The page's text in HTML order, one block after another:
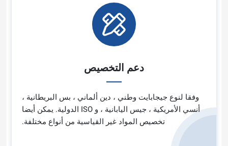
وطني ، دين ألماني ، بس البريطانية ،
أنسي الأمريكية ، جيس اليابانية ، و ISO الدولية. يمكن أيضا
المواد غير القياسية من أنواع مختلفة.